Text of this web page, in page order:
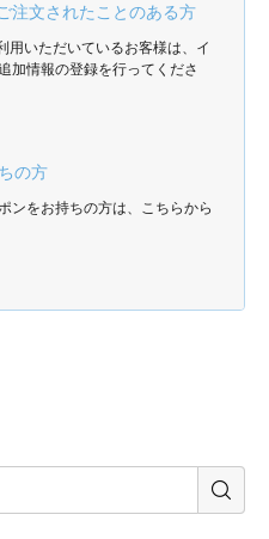
注文されたことのある方
用いただいているお客様は、イ
加情報の登録を行ってくださ
の方
ンをお持ちの方は、こちらから